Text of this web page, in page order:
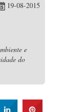
19-08-2015
e
do